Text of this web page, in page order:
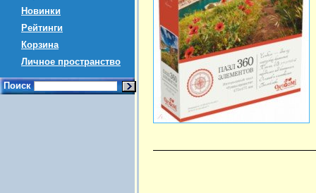
Новинки
Рейтинги
Корзина
Личное пространство
Поиск